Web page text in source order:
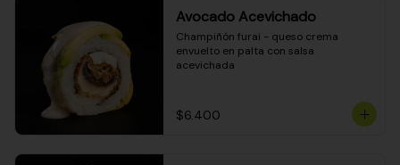
Avocado Acevichado
Champiñón furai - queso crema
envuelto en palta con salsa
acevichada
$6.400